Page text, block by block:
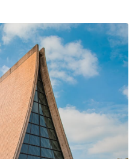
屯區惠來路二段101號 #文
美街與福星路口 #廍子公
418號 感謝IG網友
Tag@taichungtravels 就有
、IG、微博及臺中觀光旅
#travel #scenery
#discovertaichung #여
#台中 #大玩台中 #台中景點
遊‌‌‌ #黃金風鈴木 #文修公園
#台中賞花